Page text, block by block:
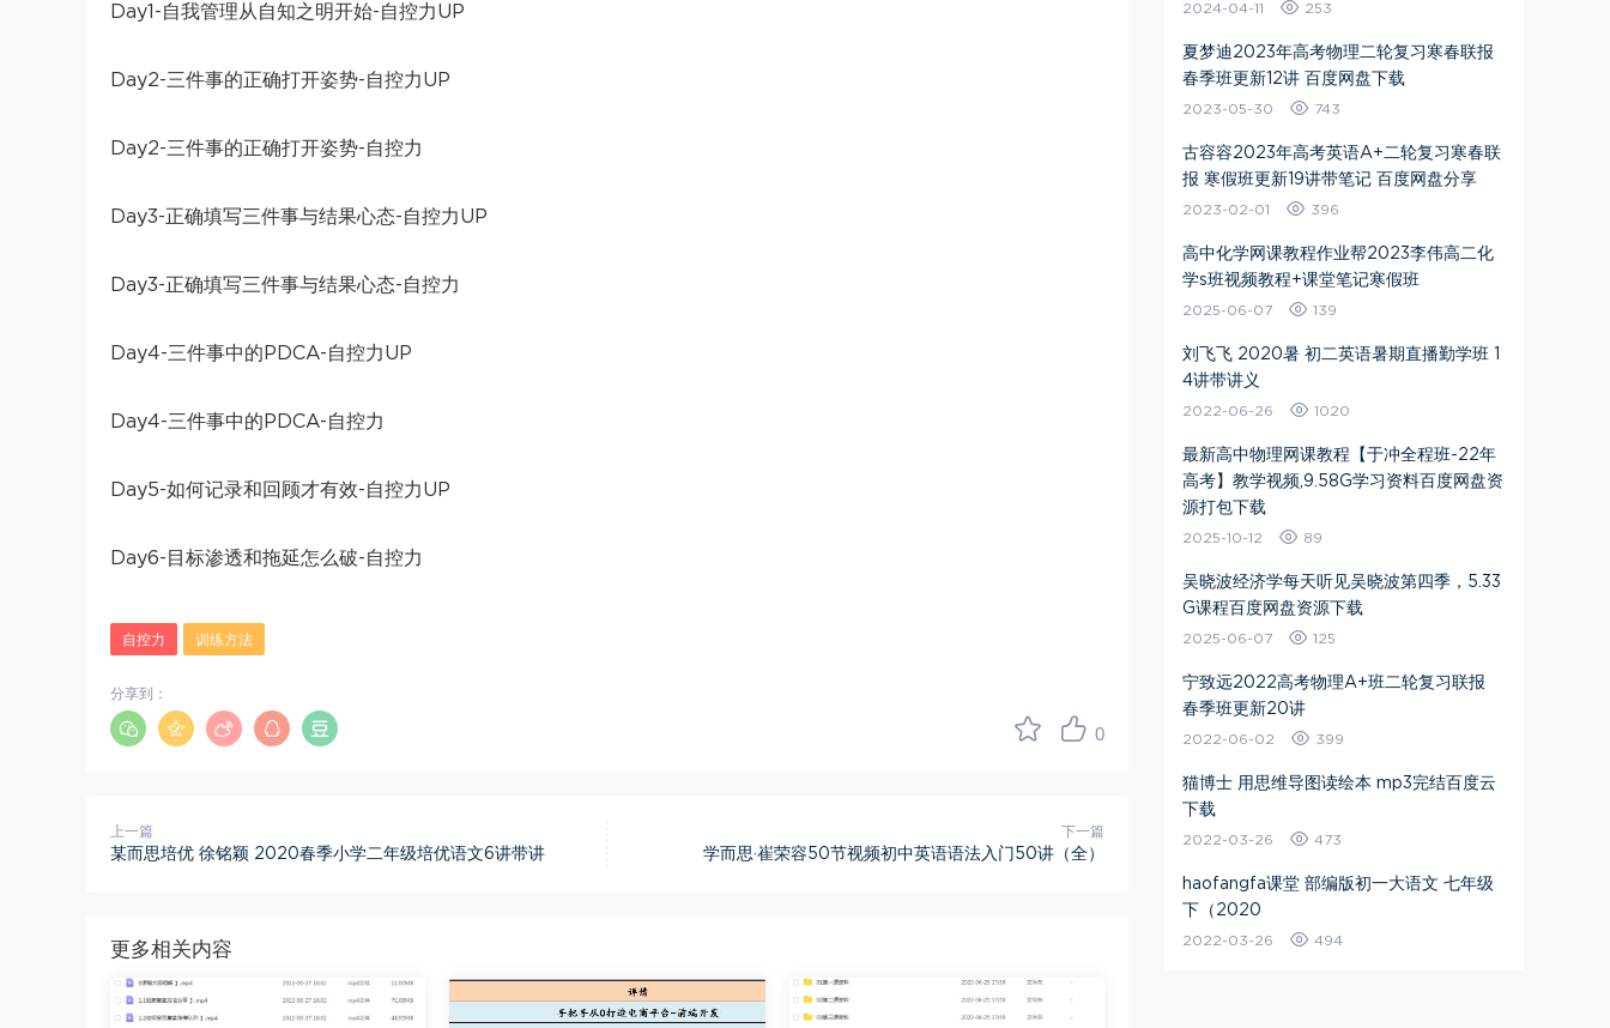
Day1-自我管理从自知之明开始-自控力UP
Day2-三件事的正确打开姿势-自控力UP
Day2-三件事的正确打开姿势-自控力
Day3-正确填写三件事与结果心态-自控力UP
Day3-正确填写三件事与结果心态-自控力
Day4-三件事中的PDCA-自控力UP
Day4-三件事中的PDCA-自控力
Day5-如何记录和回顾才有效-自控力UP
Day6-目标渗透和拖延怎么破-自控力
自控力 训练方法
0
分享到：
上一篇
某而思培优 徐铭颖 2020春季小学二年级培优语文6讲带讲
下一篇
学而思·崔荣容50节视频初中英语语法入门50讲（全）
更多相关内容
2024-04-11 253
夏梦迪2023年高考物理二轮复习寒春联报
春季班更新12讲 百度网盘下载
2023-05-30 743
古容容2023年高考英语A+二轮复习寒春联
报 寒假班更新19讲带笔记 百度网盘分享
2023-02-01 396
高中化学网课教程作业帮2023李伟高二化
学s班视频教程+课堂笔记寒假班
2025-06-07 139
刘飞飞 2020暑 初二英语暑期直播勤学班 1
4讲带讲义
2022-06-26 1020
最新高中物理网课教程【于冲全程班-22年
高考】教学视频,9.58G学习资料百度网盘资
源打包下载
2025-10-12 89
吴晓波经济学每天听见吴晓波第四季，5.33
G课程百度网盘资源下载
2025-06-07 125
宁致远2022高考物理A+班二轮复习联报
春季班更新20讲
2022-06-02 399
猫博士 用思维导图读绘本 mp3完结百度云
下载
2022-03-26 473
haofangfa课堂 部编版初一大语文 七年级
下（2020
2022-03-26 494